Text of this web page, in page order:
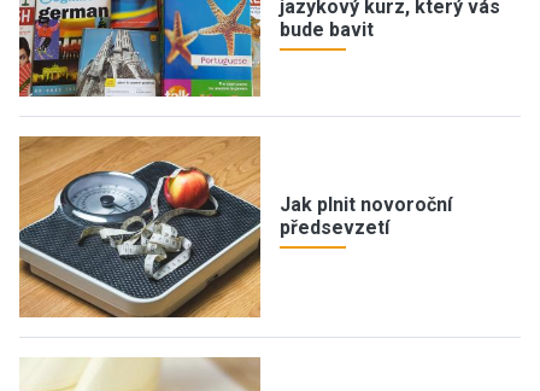
jazykový kurz, který vás
bude bavit
Jak plnit novoroční
předsevzetí